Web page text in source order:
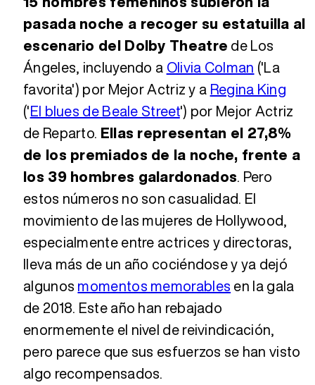
pasada noche a recoger su estatuilla al
escenario del Dolby Theatre de Los
Ángeles, incluyendo a Olivia Colman ('La
favorita') por Mejor Actriz y a Regina King
('El blues de Beale Street') por Mejor Actriz
de Reparto. Ellas representan el 27,8%
de los premiados de la noche, frente a
los 39 hombres galardonados. Pero
estos números no son casualidad. El
movimiento de las mujeres de Hollywood,
especialmente entre actrices y directoras,
lleva más de un año cociéndose y ya dejó
algunos momentos memorables en la gala
de 2018. Este año han rebajado
enormemente el nivel de reivindicación,
pero parece que sus esfuerzos se han visto
algo recompensados.